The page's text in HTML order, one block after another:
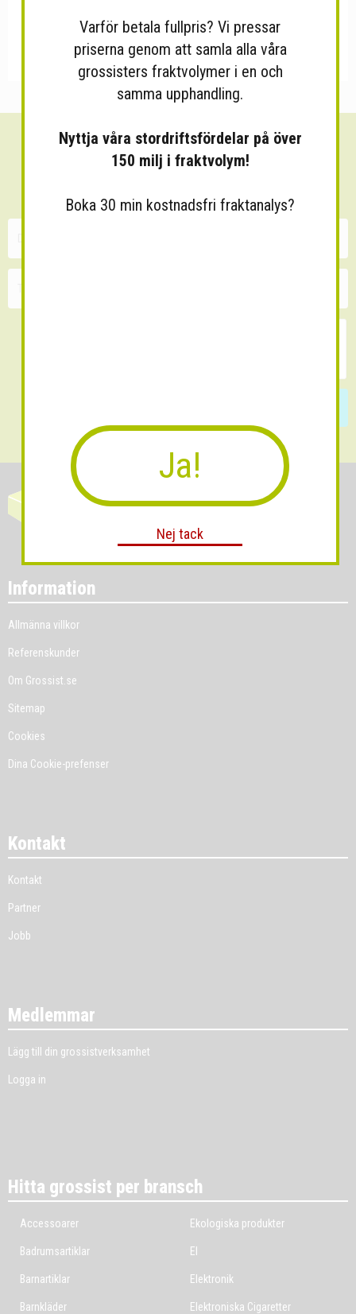
Sänk dina fraktkostnader!
Information
Allmänna villkor
Referenskunder
Om Grossist.se
Sitemap
Cookies
Dina Cookie-prefenser
Kontakt
Kontakt
Partner
Jobb
Medlemmar
Lägg till din grossistverksamhet
Logga in
Hitta grossist per bransch
Accessoarer
Badrumsartiklar
Barnartiklar
Barnkläder
Ekologiska produkter
El
Elektronik
Elektroniska Cigaretter
Varför betala fullpris? Vi pressar
priserna genom att samla alla våra
grossisters fraktvolymer i en och
samma upphandling.
Nyttja våra stordriftsfördelar på över
150 milj i fraktvolym!
Boka 30 min kostnadsfri fraktanalys?
Ja!
Nej tack